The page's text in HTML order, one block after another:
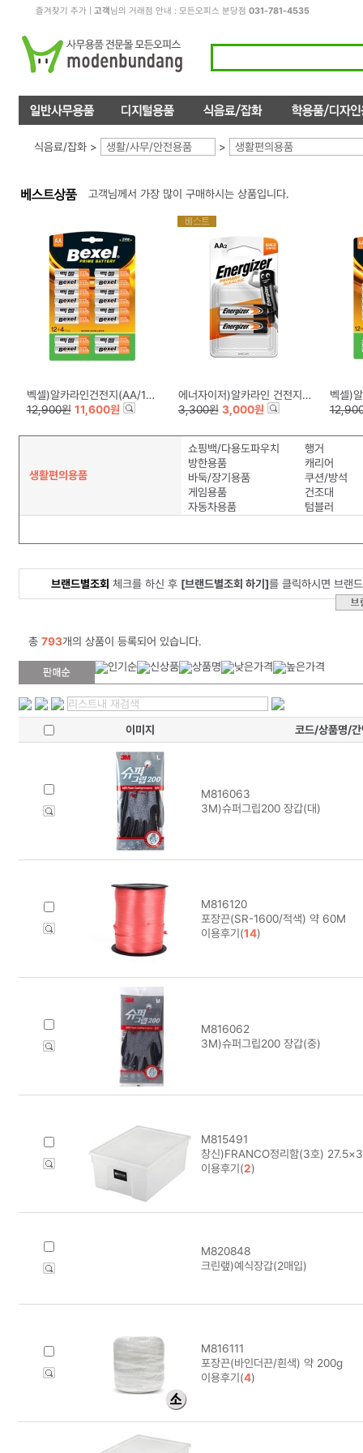
즐겨찾기 추가| 고객님의 거래점 안내 : 모든오피스 분당점 031-781-4535
식음료/잡화 > 생활/사무/안전용품 > 생활편의용품
고객님께서 가장 많이 구매하시는 상품입니다.
벡셀)알카라인건전지(AA/12+4)
12,900원 11,600원
에너자이저)알카라인 건전지(PRIMARY/AA/B2)
3,300원 3,000원
벡셀)알
생활편의용품
쇼핑백/다용도파우치
행거
방한용품
캐리어
바둑/장기용품
쿠션/방석
게임용품
건조대
자동차용품
텀블러
브랜드별조회 체크를 하신 후 [브랜드별조회 하기]를 클릭하시면 브랜
총 793개의 상품이 등록되어 있습니다.
이미지 코드/상품명/간
M816063
3M)슈퍼그립200 장갑(대)
M816120
포장끈(SR-1600/적색) 약 60M
이용후기(14)
M816062
3M)슈퍼그립200 장갑(중)
M815491
창신)FRANCO정리함(3호)
이용후기(2)
M820848
크린랲)예식장갑(2매입)
M816111
포장끈(바인더끈/흰색) 약 200g
이용후기(4)